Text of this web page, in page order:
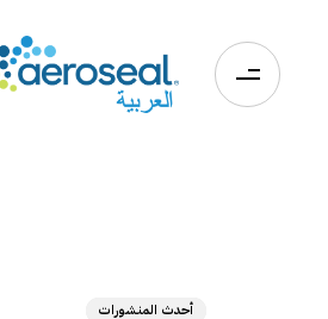
أحدث المنشورات